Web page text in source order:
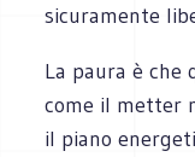
sicuramente
La paura è che
come il metter
il piano